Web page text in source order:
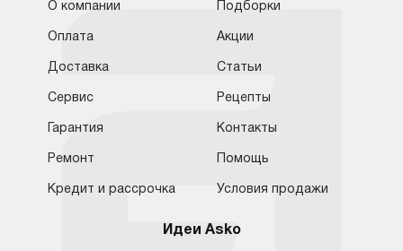
О компании
Оплата
Доставка
Сервис
Гарантия
Ремонт
Кредит и рассрочка
Подборки
Акции
Статьи
Рецепты
Контакты
Помощь
Условия продажи
Идеи Asko